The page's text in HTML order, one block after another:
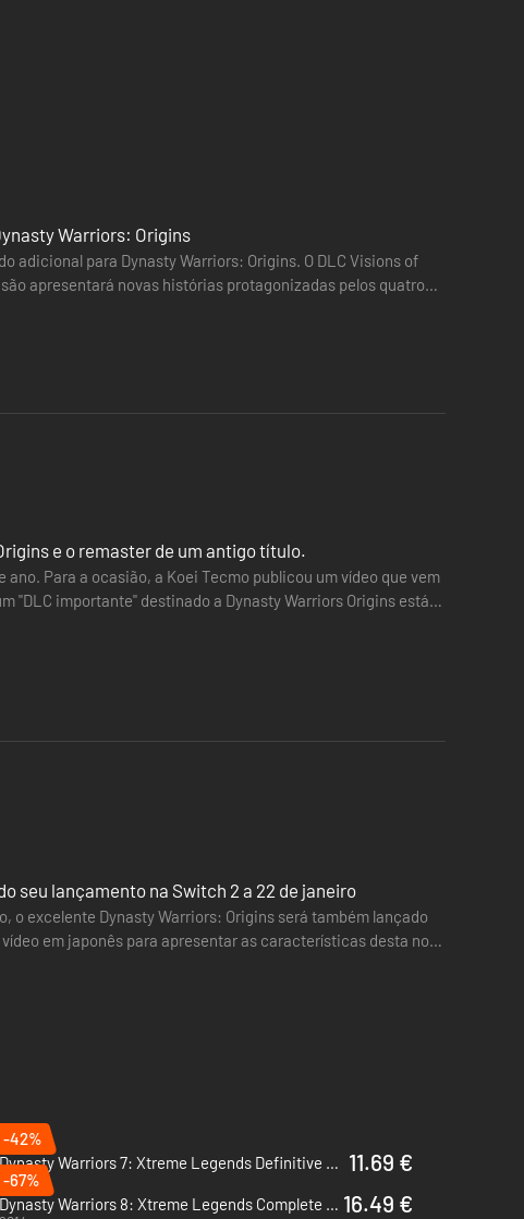
este mundo magnífico e sedutor através dos olhos do
o produto correto antesde efetuares a tua compra.
inicial.
Warriors: Origins
adicional para Dynasty Warriors: Origins. O DLC Visions of
apresentará novas histórias protagonizadas pelos quatro
e o remaster de um antigo título.
Para a ocasião, a Koei Tecmo publicou um vídeo que vem
"DLC importante" destinado a Dynasty Warriors Origins está
seu lançamento na Switch 2 a 22 de janeiro
o excelente Dynasty Warriors: Origins será também lançado
em japonês para apresentar as características desta nova
-42%
Dynasty Warriors 7: Xtreme Legends Definitive Edition - PC (Steam)
2018
11.69 €
-67%
Dynasty Warriors 8: Xtreme Legends Complete Edition - PC (Steam) 16.49 €